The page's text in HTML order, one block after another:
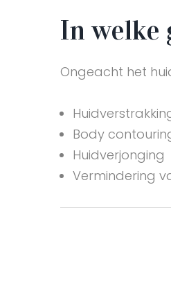
In welke
Ongeacht het
Body
Huidverjonging
Vermindering